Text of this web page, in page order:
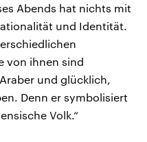
Abends hat nichts mit
und Identität.
von ihnen sind
und glücklich,
Denn er symbolisiert
Volk.“